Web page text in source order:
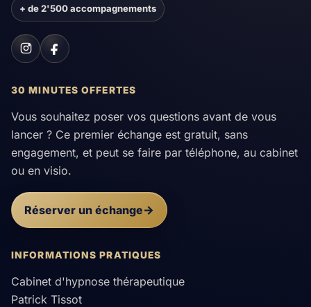
+ de 2'500 accompagnements
30 MINUTES OFFERTES
Vous souhaitez poser vos questions avant de vous
lancer ? Ce premier échange est gratuit, sans
engagement, et peut se faire par téléphone, au cabinet
ou en visio.
Réserver un échange
INFORMATIONS PRATIQUES
Cabinet d'hypnose thérapeutique
Patrick Tissot